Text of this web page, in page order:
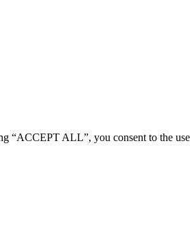
“ACCEPT ALL”, you consent to the